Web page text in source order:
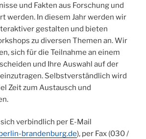
und Fakten aus Forschung und
werden. In diesem Jahr werden wir
gestalten und bieten
zu diversen Themen an. Wir
sich für die Teilnahme an einem
und Ihre Auswahl auf der
Selbstverständlich wird
Zeit zum Austausch und
verbindlich per E-Mail
brandenburg.de), per Fax (030 /